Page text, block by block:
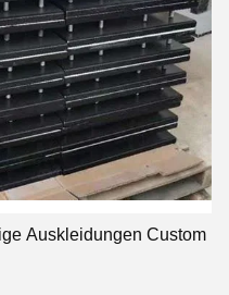
Auskleidungen Custom